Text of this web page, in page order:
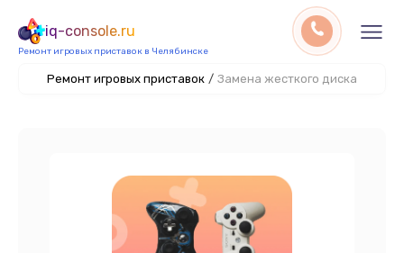
iq-console.ru
Ремонт игровых приставок в Челябинске
Ремонт игровых приставок / Замена жесткого диска